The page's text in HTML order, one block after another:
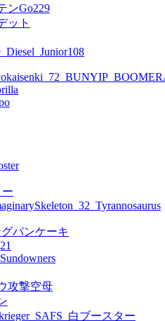
ンGo229
ット
パンケーキ
攻撃空母
白ブースター